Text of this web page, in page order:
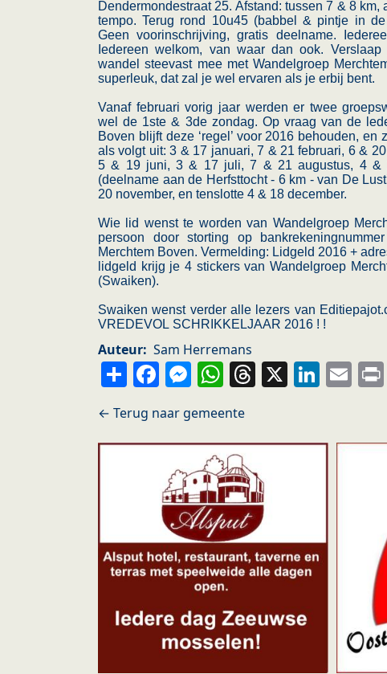
Dendermondestraat 25. Afstand: tussen 7 & 8
tempo. Terug rond 10u45 (babbel & pintje in
Geen voorinschrijving, gratis deelname.
Iedereen welkom, van waar dan ook.
wandel steevast mee met Wandelgroep
superleuk, dat zal je wel ervaren als je erbij bent.
Vanaf februari vorig jaar werden er twee
wel de 1ste & 3de zondag. Op vraag van de
Boven blijft deze ‘regel’ voor 2016 behouden,
als volgt uit: 3 & 17 januari, 7 & 21 februari, 6 &
5 & 19 juni, 3 & 17 juli, 7 & 21 augustus, 4 &
(deelname aan de Herfsttocht - 6 km - van De
20 november, en tenslotte 4 & 18 december.
Wie lid wenst te worden van Wandelgroep
persoon door storting op
Merchtem Boven. Vermelding: Lidgeld 2016 +
lidgeld krijg je 4 stickers van Wandelgroep
(Swaiken).
Swaiken wenst verder alle lezers van
VREDEVOL SCHRIKKELJAAR 2016 ! !
Auteur Sam Herremans
ShareFacebook
Messenger
WhatsApp
Threads
X